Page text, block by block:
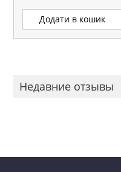
Додати в кошик
Недавние отзывы